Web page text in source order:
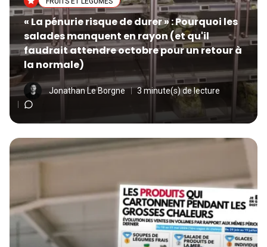
« La pénurie risque de durer » : Pourquoi les
salades manquent en rayon (et qu'il
faudrait attendre octobre pour un retour à
la normale)
Jonathan Le Borgne 3 minute(s) de lecture